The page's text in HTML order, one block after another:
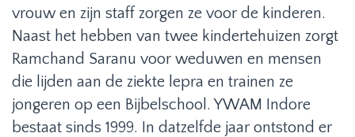
vrouw en zijn staff zorgen ze voor de kinderen.
Naast het hebben van twee kindertehuizen zorgt
Ramchand Saranu voor weduwen en mensen
die lijden aan de ziekte lepra en trainen ze
jongeren op een Bijbelschool. YWAM Indore
bestaat sinds 1999. In datzelfde jaar ontstond er